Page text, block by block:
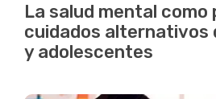
La salud mental como
cuidados alternativos
y adolescentes